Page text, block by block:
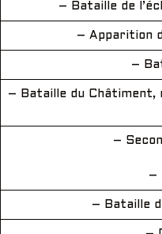
– Bataille de
– Apparition
–
– Bataille du Châtiment,
–
–
– Bataille